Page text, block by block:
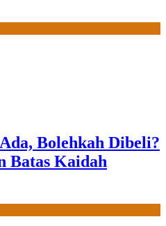
Bolehkah Dibeli?
Batas Kaidah